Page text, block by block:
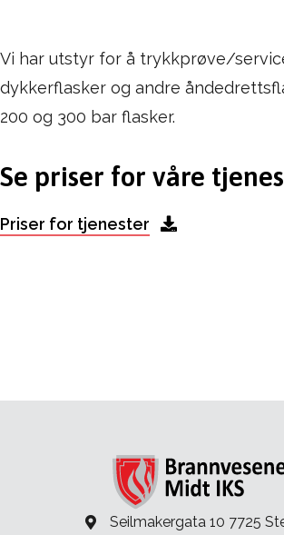
Vi har utstyr for å trykkprøve/
dykkerflasker og andre
200 og 300 bar flasker.
Se priser for våre
Priser for tjenester
Seilmakergata 10 7725